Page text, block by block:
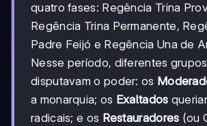
quatro fases: Regência Trina
Regência Trina Permanente,
Padre Feijó e Regência Una de
Nesse período, diferentes
disputavam o poder: os
a monarquia; os Exaltados
radicais; e os Restauradores (ou